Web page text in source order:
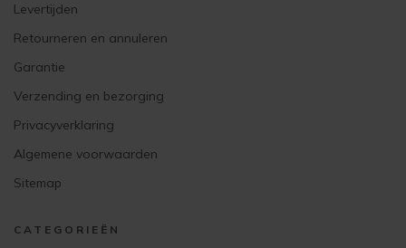
Levertijden
Retourneren en annuleren
Garantie
Verzending en bezorging
Privacyverklaring
Algemene voorwaarden
Sitemap
CATEGORIEËN